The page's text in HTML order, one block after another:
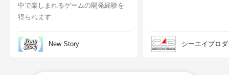
中で楽しまれるゲームの開発経験を
得られます
New Story シーエイプロ